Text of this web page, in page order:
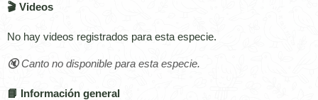
🎬 Videos
No hay videos registrados para esta especie.
🔇 Canto no disponible para esta especie.
📘 Información general